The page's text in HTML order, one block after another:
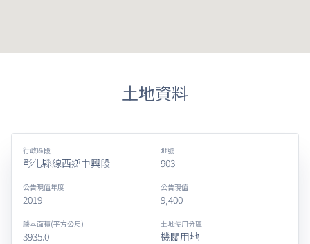
土地資料
行政區段
彰化縣線西鄉中興段
地號
903
公告現值年度
2019
公告現值
9,400
謄本面積(平方公尺)
3935.0
土地使用分區
機關用地